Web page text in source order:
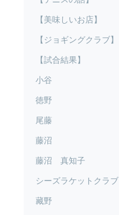
【美味しいお店】
【ジョギングクラブ】
【試合結果】
小谷
徳野
尾藤
藤沼
藤沼 真知子
シーズラケットクラブ
藏野